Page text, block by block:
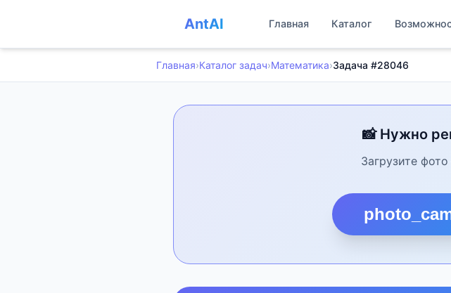
AntAI Главная Каталог
Главная›Каталог задач›Математика›Задача #28046
📸 Нужно
Загрузите